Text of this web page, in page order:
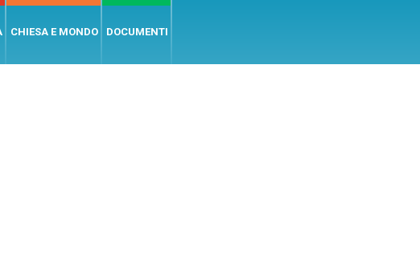
CHIESA E MONDO DOCUMENTI